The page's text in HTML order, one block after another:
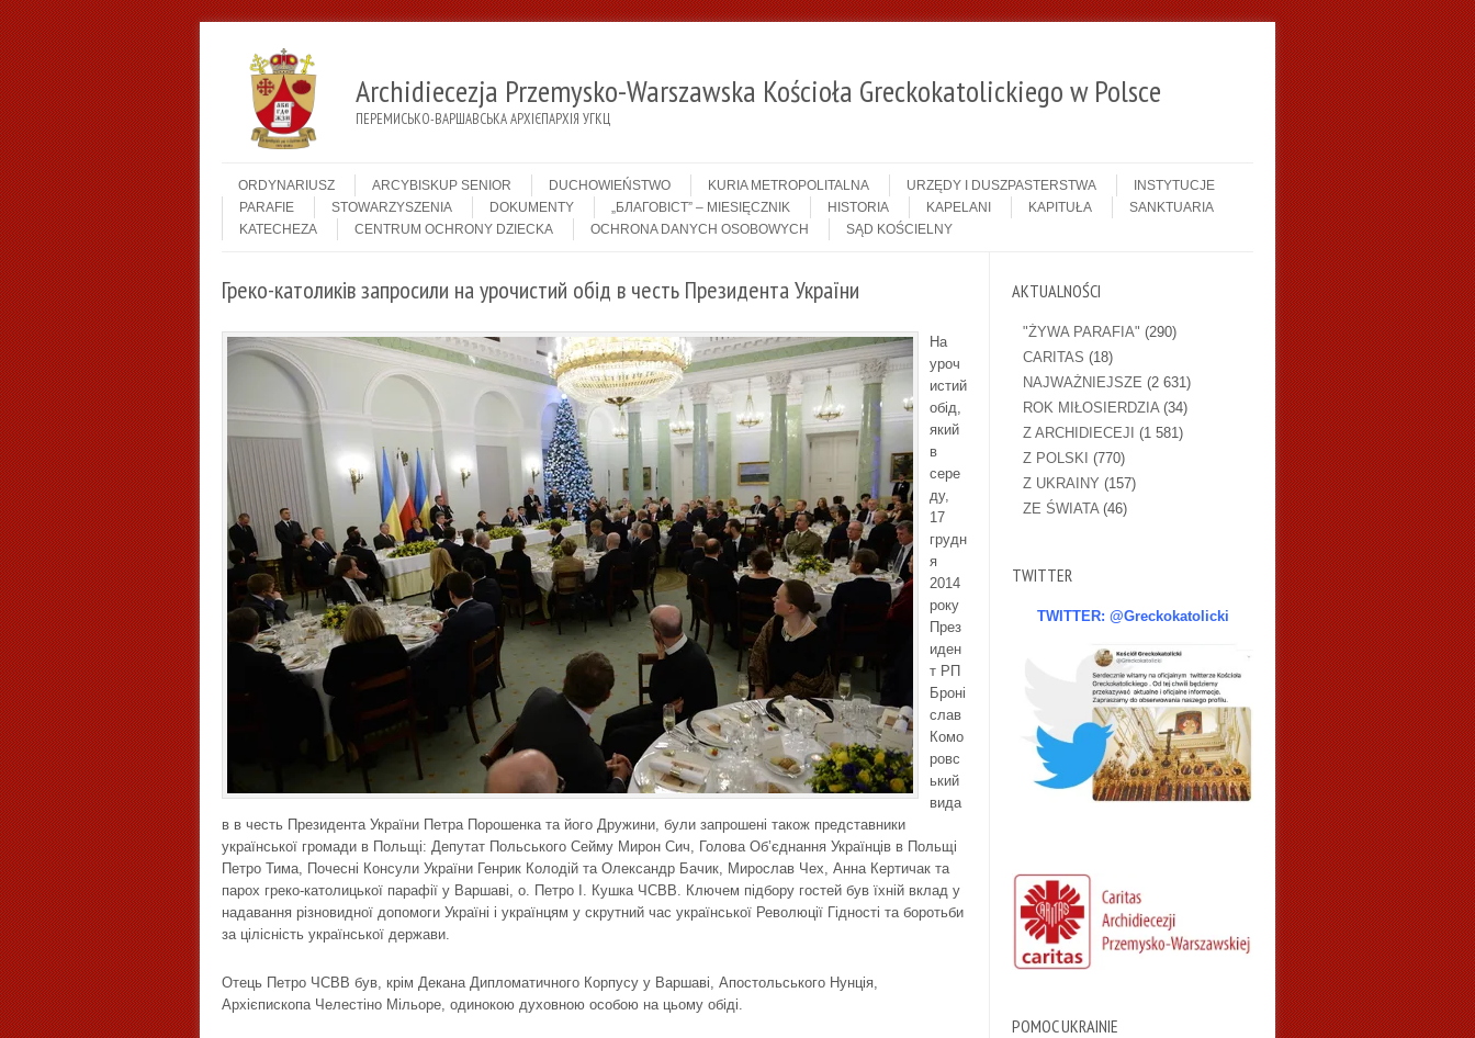
Archidiecezja Przemysko-Warszawska Kościoła Greckokatolickiego w Polsce
ПЕРЕМИСЬКО-ВАРШАВСЬКА АРХІЄПАРХІЯ УГКЦ
Menu
ORDYNARIUSZ
ARCYBISKUP SENIOR DUCHOWIEŃSTWO KURIA METROPOLITALNA URZĘDY I DUSZPASTERSTWA
INSTYTUCJE
PARAFIE
STOWARZYSZENIA DOKUMENTY „БЛАГОВІСТ” – MIESIĘCZNIK HISTORIA KAPELANI KAPITUŁA
SANKTUARIA
KATECHEZA
CENTRUM OCHRONY DZIECKA OCHRONA DANYCH OSOBOWYCH SĄD KOŚCIELNY
Греко-католиків запросили на урочистий обід в честь Президента України
На
уроч
истий
обід,
який
в
сере
ду,
17
грудн
я
2014
року
През
иден
т РП
Броні
слав
Комо
ровс
ький
вида
в в честь Президента України Петра Порошенка та його Дружини, були запрошені також представники
української громади в Польщі: Депутат Польського Сейму Мирон Сич, Голова Об’єднання Українців в Польщі
Петро Тима, Почесні Консули України Генрик Колодій та Олександр Бачик, Мирослав Чех, Анна Кертичак та
парох греко-католицької парафії у Варшаві, о. Петро І. Кушка ЧСВВ. Ключем підбору гостей був їхній вклад у
надавання різновидної допомоги Україні і українцям у скрутний час української Революції Гідності та боротьби
за цілісність української держави.
Отець Петро ЧСВВ був, крім Декана Дипломатичного Корпусу у Варшаві, Апостольського Нунція,
Архієпископа Челестіно Мільоре, одинокою духовною особою на цьому обіді.
AKTUALNOŚCI
"ŻYWA PARAFIA" (290)
CARITAS (18)
NAJWAŻNIEJSZE (2 631)
ROK MIŁOSIERDZIA(34)
Z ARCHIDIECEJI (1 581)
Z POLSKI (770)
Z UKRAINY (157)
ZE ŚWIATA(46)
TWITTER
TWITTER: @Greckokatolicki
POMOC UKRAINIE